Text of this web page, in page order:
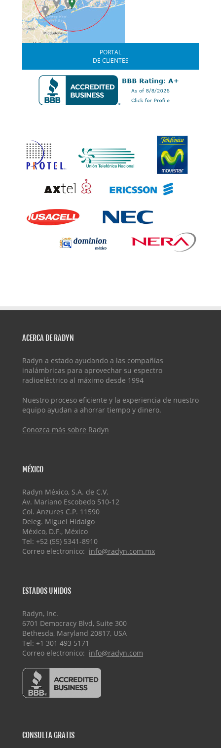
PORTAL
DE CLIENTES
ACERCA DE RADYN
Radyn a estado ayudando a las compañías
inalámbricas para aprovechar su espectro
radioeléctrico al máximo desde 1994
Nuestro proceso eficiente y la experiencia de nuestro
equipo ayudan a ahorrar tiempo y dinero.
Conozca más sobre Radyn
MÉXICO
Radyn México, S.A. de C.V.
Av. Mariano Escobedo 510-12
Col. Anzures C.P. 11590
Deleg. Miguel Hidalgo
México, D.F., México
Tel: +52 (55) 5341-8910
Correo electronico: info@radyn.com.mx
ESTADOS UNIDOS
Radyn, Inc.
6701 Democracy Blvd, Suite 300
Bethesda, Maryland 20817, USA
Tel: +1 301 493 5171
Correo electronico: info@radyn.com
CONSULTA GRATIS